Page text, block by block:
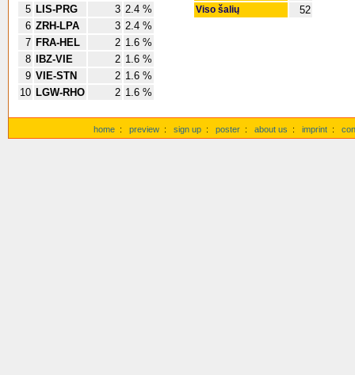
5 LIS-PRG 3 2.4 %
6 ZRH-LPA 3 2.4 %
7 FRA-HEL 2 1.6 %
8
IBZ-VIE 2 1.6 %
9 VIE-STN 2 1.6 %
10 LGW-RHO 2 1.6 %
Viso šalių 52
home : preview : sign up : poster : about us : imprint :